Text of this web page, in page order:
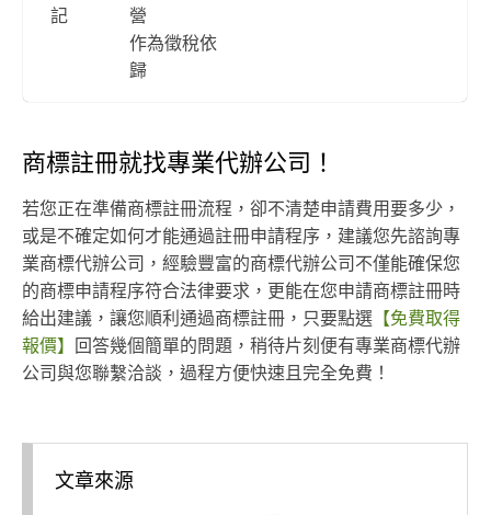
記
營
作為徵稅依
歸
商標註冊就找專業代辦公司！
若您正在準備商標註冊流程，卻不清楚申請費用要多少，
或是不確定如何才能通過註冊申請程序，建議您先諮詢專
業商標代辦公司，經驗豐富的商標代辦公司不僅能確保您
的商標申請程序符合法律要求，更能在您申請商標註冊時
給出建議，讓您順利通過商標註冊，只要點選 【免費取得
報價】
回答幾個簡單的問題，稍待片刻便有專業商標代辦
公司與您聯繫洽談，過程方便快速且完全免費！
文章來源